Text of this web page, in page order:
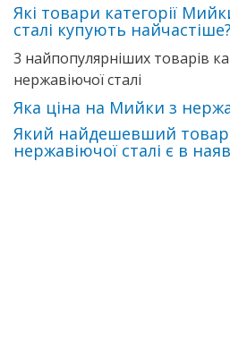
Які товари категорії
сталі купують найчастіше?
3 найпопулярніших товарів
нержавіючої сталі
Яка ціна на Мийки з
Який найдешевший товар
нержавіючої сталі є в